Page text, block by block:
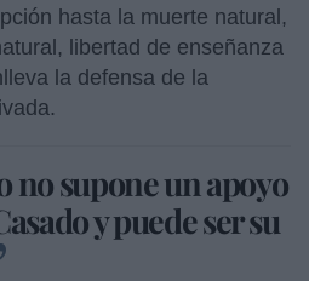
hasta la muerte natural,
libertad de enseñanza
la defensa de la
no supone un apoyo
y puede ser su